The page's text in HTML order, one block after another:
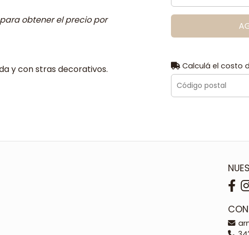
obtener el precio por
y con stras decorativos.
Calculá el costo